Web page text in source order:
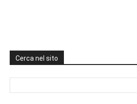
Cerca nel sito